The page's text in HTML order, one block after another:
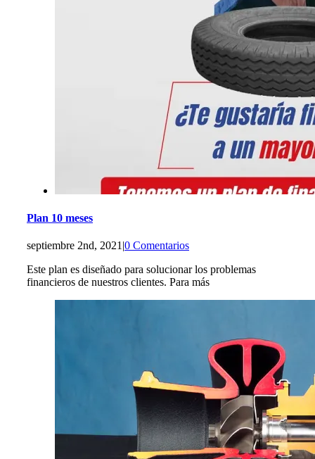
Plan 10 meses
septiembre 2nd, 2021 |0 Comentarios
Este plan es diseñado para solucionar los problemas
financieros de nuestros clientes. Para más